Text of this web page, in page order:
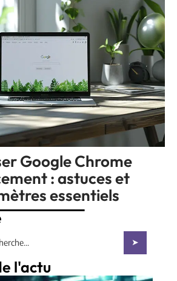
Google Chrome
: astuces et
essentiels
l'actu